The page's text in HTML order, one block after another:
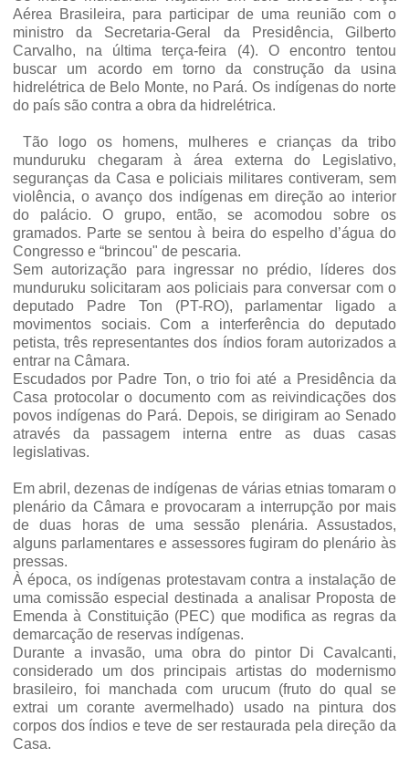
Aérea Brasileira, para participar de uma reunião com o
ministro da Secretaria-Geral da Presidência, Gilberto
Carvalho, na última terça-feira (4). O encontro tentou
buscar um acordo em torno da construção da usina
hidrelétrica de Belo Monte, no Pará. Os indígenas do norte
do país são contra a obra da hidrelétrica.
Tão logo os homens, mulheres e crianças da tribo
munduruku chegaram à área externa do Legislativo,
seguranças da Casa e policiais militares contiveram, sem
violência, o avanço dos indígenas em direção ao interior
do palácio. O grupo, então, se acomodou sobre os
gramados. Parte se sentou à beira do espelho d’água do
Congresso e “brincou" de pescaria.
Sem autorização para ingressar no prédio, líderes dos
munduruku solicitaram aos policiais para conversar com o
deputado Padre Ton (PT-RO), parlamentar ligado a
movimentos sociais. Com a interferência do deputado
petista, três representantes dos índios foram autorizados a
entrar na Câmara.
Escudados por Padre Ton, o trio foi até a Presidência da
Casa protocolar o documento com as reivindicações dos
povos indígenas do Pará. Depois, se dirigiram ao Senado
através da passagem interna entre as duas casas
legislativas.
Em abril, dezenas de indígenas de várias etnias tomaram o
plenário da Câmara e provocaram a interrupção por mais
de duas horas de uma sessão plenária. Assustados,
alguns parlamentares e assessores fugiram do plenário às
pressas.
À época, os indígenas protestavam contra a instalação de
uma comissão especial destinada a analisar Proposta de
Emenda à Constituição (PEC) que modifica as regras da
demarcação de reservas indígenas.
Durante a invasão, uma obra do pintor Di Cavalcanti,
considerado um dos principais artistas do modernismo
brasileiro, foi manchada com urucum (fruto do qual se
extrai um corante avermelhado) usado na pintura dos
corpos dos índios e teve de ser restaurada pela direção da
Casa.